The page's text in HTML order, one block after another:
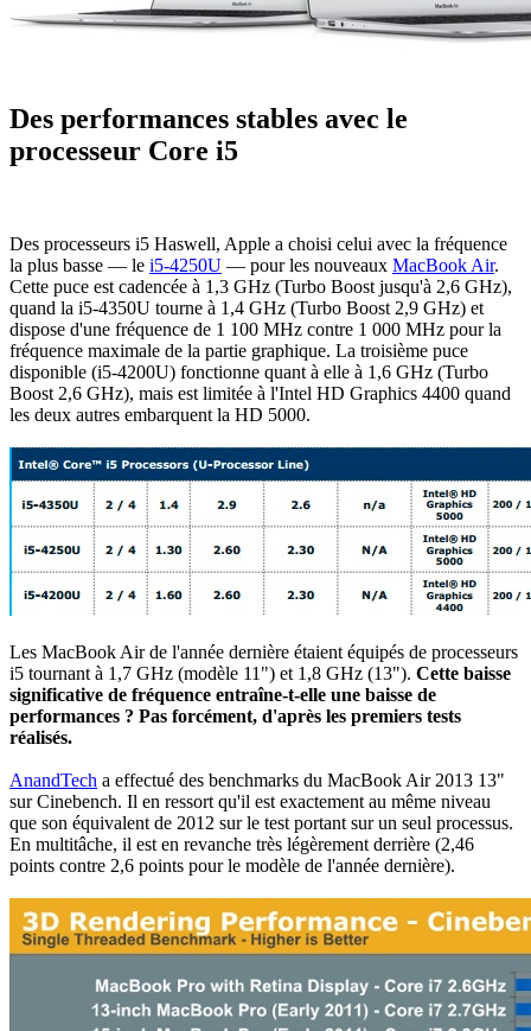
Des performances stables avec le
processeur Core i5
Des processeurs i5 Haswell, Apple a choisi celui avec la fréquence
la plus basse — le i5-4250U — pour les nouveaux MacBook Air.
Cette puce est cadencée à 1,3 GHz (Turbo Boost jusqu'à 2,6 GHz),
quand la i5-4350U tourne à 1,4 GHz (Turbo Boost 2,9 GHz) et
dispose d'une fréquence de 1 100 MHz contre 1 000 MHz pour la
fréquence maximale de la partie graphique. La troisième puce
disponible (i5-4200U) fonctionne quant à elle à 1,6 GHz (Turbo
Boost 2,6 GHz), mais est limitée à l'Intel HD Graphics 4400 quand
les deux autres embarquent la HD 5000.
Les MacBook Air de l'année dernière étaient équipés de processeurs
i5 tournant à 1,7 GHz (modèle 11") et 1,8 GHz (13"). Cette baisse
significative de fréquence entraîne-t-elle une baisse de
performances ? Pas forcément, d'après les premiers tests
réalisés.
AnandTech a effectué des benchmarks du MacBook Air 2013 13"
sur Cinebench. Il en ressort qu'il est exactement au même niveau
que son équivalent de 2012 sur le test portant sur un seul processus.
En multitâche, il est en revanche très légèrement derrière (2,46
points contre 2,6 points pour le modèle de l'année dernière).